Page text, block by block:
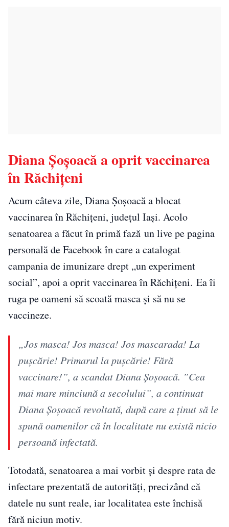
Diana Șoșoacă a oprit vaccinarea
în Răchițeni
Acum câteva zile, Diana Șoșoacă a blocat
vaccinarea în Răchițeni, județul Iași. Acolo
senatoarea a făcut în primă fază un live pe pagina
personală de Facebook în care a catalogat
campania de imunizare drept „un experiment
social”, apoi a oprit vaccinarea în Răchițeni. Ea îi
ruga pe oameni să scoată masca și să nu se
vaccineze.
„Jos masca! Jos masca! Jos mascarada! La
pușcărie! Primarul la pușcărie! Fără
vaccinare!”, a scandat Diana Șoșoacă. ”Cea
mai mare minciună a secolului”, a continuat
Diana Șoșoacă revoltată, după care a ținut să le
spună oamenilor că în localitate nu există nicio
persoană infectată.
Totodată, senatoarea a mai vorbit și despre rata de
infectare prezentată de autorități, precizând că
datele nu sunt reale, iar localitatea este închisă
fără niciun motiv.